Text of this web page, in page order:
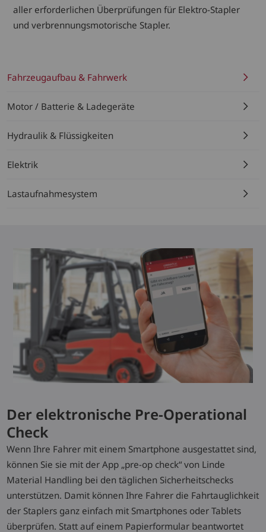
aller erforderlichen Überprüfungen für Elektro-Stapler
und verbrennungsmotorische Stapler.
Fahrzeugaufbau & Fahrwerk
Motor / Batterie & Ladegeräte
Hydraulik & Flüssigkeiten
Elektrik
Lastaufnahmesystem
Der elektronische Pre-Operational
Check
Wenn Ihre Fahrer mit einem Smartphone ausgestattet sind,
können Sie sie mit der App „pre-op check“ von Linde
Material Handling bei den täglichen Sicherheitschecks
unterstützen. Damit können Ihre Fahrer die Fahrtauglichkeit
der Staplers ganz einfach mit Smartphones oder Tablets
überprüfen. Statt auf einem Papierformular beantwortet